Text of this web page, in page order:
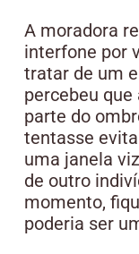
A moradora
interfone por
tratar de um
percebeu
parte do
tentasse
uma janela
de outro
momento,
poderia ser